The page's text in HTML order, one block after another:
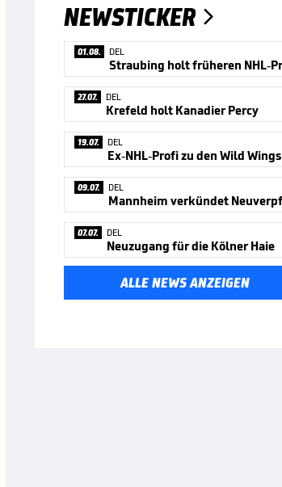
NEWSTICKER 
01.08. DEL
27.07. DEL
Krefeld holt Kanadier Percy
19.07. DEL
Ex-NHL-Profi zu den Wild Wings
09.07. DEL
07.07. DEL
Neuzugang für die Kölner Haie
ALLE NEWS ANZEIGEN